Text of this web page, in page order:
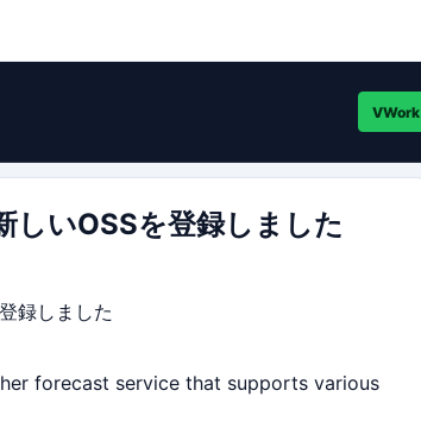
VWork
いOSSを登録しました
録しました
forecast service that supports various